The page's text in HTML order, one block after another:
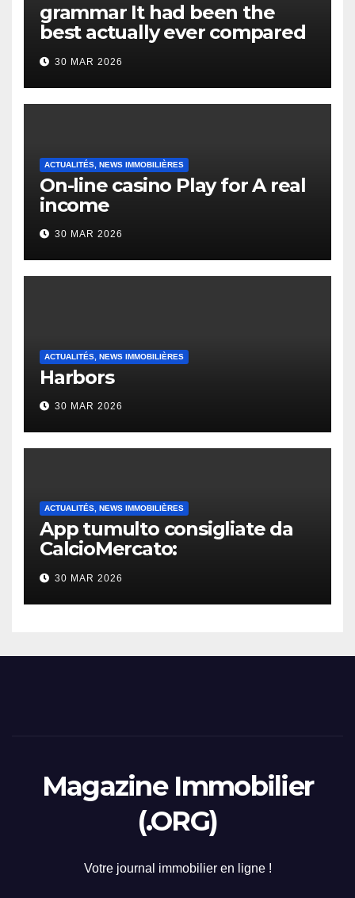
grammar It had been the
best actually ever compared
to it’s the top actually?
English Vocabulary Learners
Heap Change
30 MAR 2026
ACTUALITÉS, NEWS IMMOBILIÈRES
On-line casino Play for A real
income
30 MAR 2026
ACTUALITÉS, NEWS IMMOBILIÈRES
Harbors
30 MAR 2026
ACTUALITÉS, NEWS IMMOBILIÈRES
App tumulto consigliate da
CalcioMercato:
considerazione di gennaio
2026
30 MAR 2026
Magazine Immobilier
(.ORG)
Votre journal immobilier en ligne !